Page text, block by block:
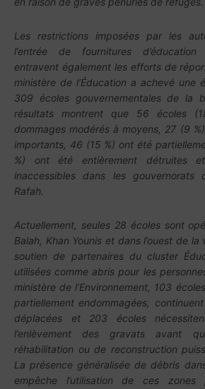
Les restrictions imposées par les
l’entrée de fournitures d’éducation
entravent également les efforts de
ministère de l’Éducation a achevé une
309 écoles gouvernementales de la
résultats montrent que 56 écoles
dommages modérés à moyens, 27 (9
importants, 46 (15 %) ont été
%) ont été entièrement détruites
inaccessibles dans les
Rafah.
Actuellement, seules 28 écoles sont
Balah, Khan Younis et dans l’ouest de
soutien de partenaires du cluster
utilisées comme abris pour les
ministère de l’Environnement, 103
partiellement endommagées,
déplacées et 203 écoles
l’enlèvement des gravats avant
réhabilitation ou de reconstruction
La présence généralisée de débris
empêche l’utilisation de ces zones